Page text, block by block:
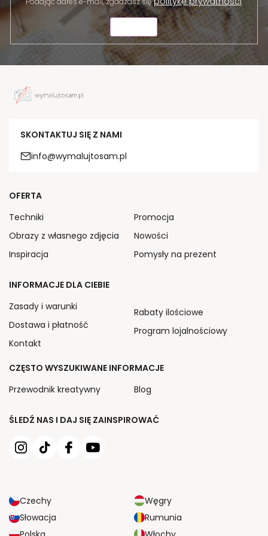
SKONTAKTUJ SIĘ Z NAMI
info@wymalujtosam.pl
ŚLEDŹ NAS I DAJ SIĘ ZAINSPIROWAĆ
Czechy
Węgry
Słowacja
Rumunia
OFERTA
Techniki
Obrazy z własnego zdjęcia
Inspiracja
Promocja
Nowości
Pomysły na prezent
INFORMACJE DLA CIEBIE
Zasady i warunki
Dostawa i płatność
Kontakt
Rabaty ilościowe
Program lojalnościowy
CZĘSTO WYSZUKIWANE INFORMACJE
Przewodnik kreatywny
Blog